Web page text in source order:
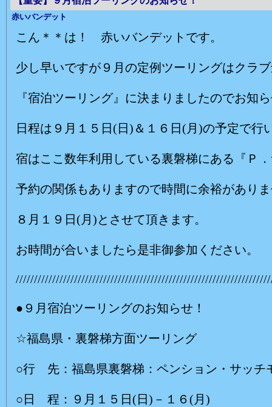
赤いバンデット
こん＊＊は！ 赤いバンデットです。
少し早いですが９月の定例ツーリングはクラ
『宿泊ツーリング』に決まりましたのでお知
日程は９月１５日(日)＆１６日(月)の予定で行
宿はここ数年利用している裏磐梯にある『Ｐ
予約の関係もありますので時間に余裕があり
８月１９日(月)とさせて頂きます。
お時間が合いましたら是非御参加ください。
●９月宿泊ツーリングのお知らせ！
☆福島県・裏磐梯方面ツーリング
○行 先：福島県裏磐梯：ペンション・サッチ
○日 程：９月１５日(日)－１６(月)